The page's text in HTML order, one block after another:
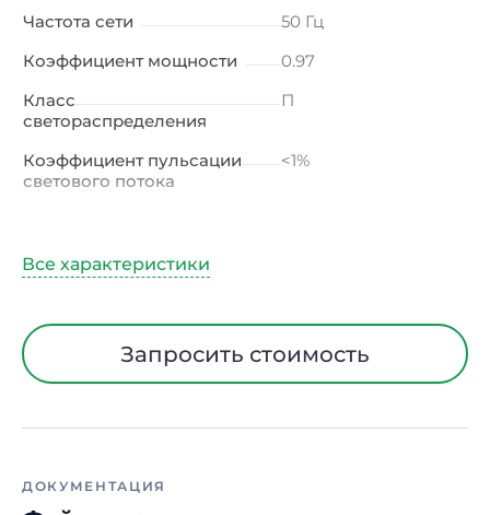
Частота сети
50 Гц
Коэффициент мощности
0.97
Класс
светораспределения
П
Коэффициент пульсации
светового потока
<1%
Тип кривой силы света
Климатическое
исполнение
Класс защиты от
Запросить стоимость
ДОКУМЕНТАЦИЯ